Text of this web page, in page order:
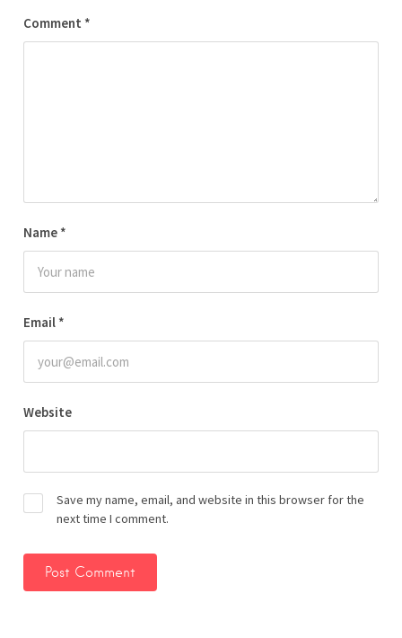
Comment *
Name *
Email *
Website
Save my name, email, and website in this browser for the
next time I comment.